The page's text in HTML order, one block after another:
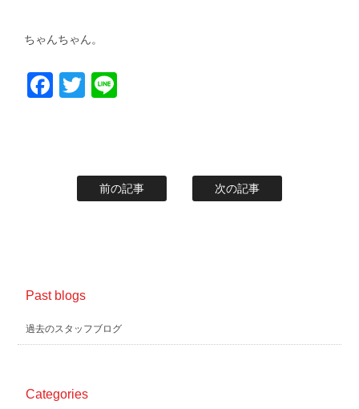
ちゃんちゃん。
Facebook
Twitter
前の記事 次の記事
Past blogs
過去のスタッフブログ
Categories